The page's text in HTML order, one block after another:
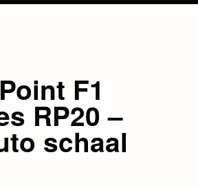
F1
RP20 –
schaal